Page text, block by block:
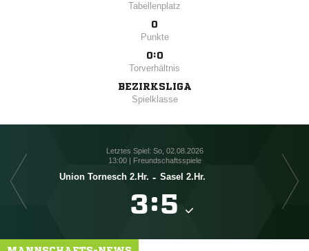
Tabellenplatz
0
Punkte
0:0
Torverhältnis
BEZIRKSLIGA
Spielklasse
Letztes Spiel: So, 02.08.2026
13:00 | Freundschaftsspiele
Union Tornesch 2.Hr. - Sasel 2.Hr.
: